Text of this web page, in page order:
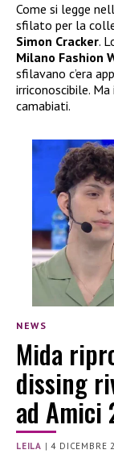
Come si legge
sfilato per la
Simon Cracker.
Milano Fashion
sfilavano c’era
irriconoscibile.
camabiati.
NEWS
Mida
dissing
ad Amici
LEILA |4 DICEMBRE